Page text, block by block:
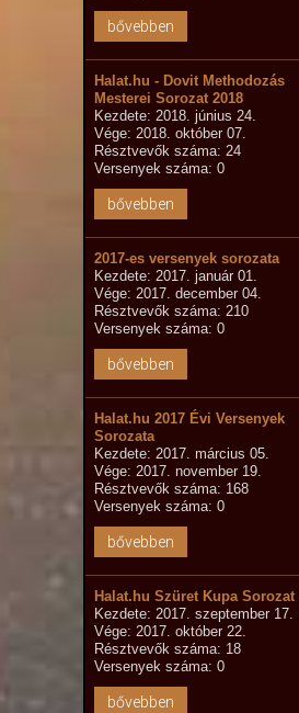
bővebben
Halat.hu - Dovit Methodozás
Mesterei Sorozat 2018
Kezdete: 2018. június 24.
Vége: 2018. október 07.
Résztvevők száma: 24
Versenyek száma: 0
bővebben
2017-es versenyek sorozata
Kezdete: 2017. január 01.
Vége: 2017. december 04.
Résztvevők száma: 210
Versenyek száma: 0
bővebben
Halat.hu 2017 Évi Versenyek
Sorozata
Kezdete: 2017. március 05.
Vége: 2017. november 19.
Résztvevők száma: 168
Versenyek száma: 0
bővebben
Halat.hu Szüret Kupa Sorozat
Kezdete: 2017. szeptember 17.
Vége: 2017. október 22.
Résztvevők száma: 18
Versenyek száma: 0
bővebben